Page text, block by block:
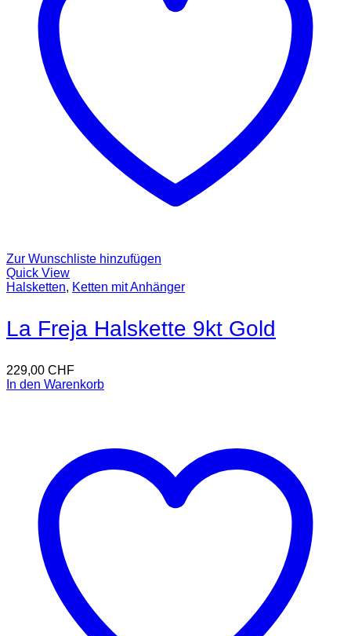
Zur Wunschliste hinzufügen
Quick View
Halsketten, Ketten mit Anhänger
La Freja Halskette 9kt Gold
229,00 CHF
In den Warenkorb